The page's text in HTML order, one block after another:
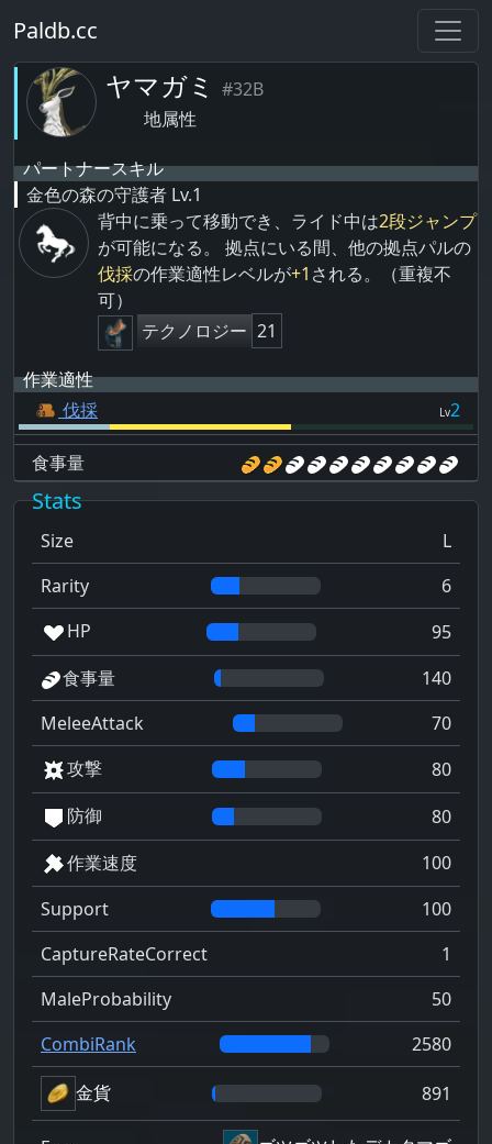
Paldb.cc
ヤマガミ
#32B
地属性
パートナースキル
金色の森の守護者 Lv.1
背中に乗って移動でき、ライド中は2段ジャンプ
が可能になる。 拠点にいる間、他の拠点パルの
伐採の作業適性レベルが+1 される。（重複不
可）
テクノロジー 21
作業適性
伐採
Lv2
食事量
Stats
Size
L
Rarity
6
HP
95
食事量
140
MeleeAttack
70
攻撃
80
防御
80
作業速度
100
Support
100
CaptureRateCorrect
1
MaleProbability
50
CombiRank
2580
金貨
891